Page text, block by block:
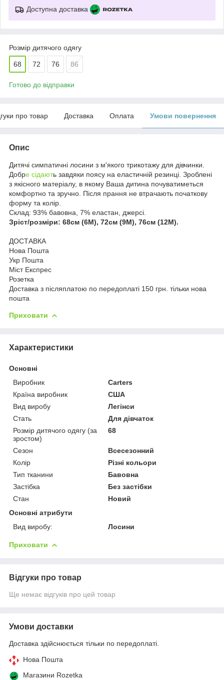
Доступна доставка
Розмір дитячого одягу
68 72 76 86
Готово до відправки
про товар Доставка Оплата Умови повернення
Опис
Дитячі симпатичні лосини з м'якого трикотажу для дівчинки.
Добре сідають завдяки поясу на еластичній резинці. Зроблені
з якісного матеріалу, в якому Ваша дитина почуватиметься
комфортно та зручно. Після прання не втрачають початкову
форму та колір.
Склад: 93% бавовна, 7% еластан, джерсі.
Зріст/розміри: 68см (6М), 72см (9М), 76см (12М).
ДОСТАВКА
Нова Пошта
Укр Пошта
Міст Експрес
Розетка
Доставка з післяплатою по передоплаті 150 грн. тільки нова
пошта
Приховати
Характеристики
Основні
Виробник
Carters
Країна виробник
США
Вид виробу
Легінси
Стать
Для дівчаток
Розмір дитячого одягу (за
зростом)
68
Сезон
Всесезонний
Колір
Різні кольори
Тип тканини
Бавовна
Застібка
Без застібки
Стан
Новий
Основні атрибути
Вид виробу:
Лосини
Приховати
Відгуки про товар
Ще немає відгуків про цей товар
Умови доставки
Доставка здійснюється тільки по передоплаті.
Нова Пошта
Магазини Rozetka